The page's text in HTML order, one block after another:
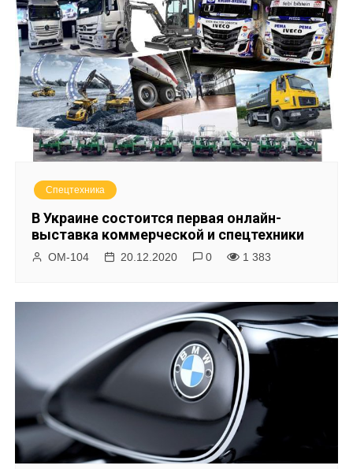
Спецтехника
В Украине состоится первая онлайн-
выставка коммерческой и спецтехники
ОМ-104 20.12.2020 0 1 383